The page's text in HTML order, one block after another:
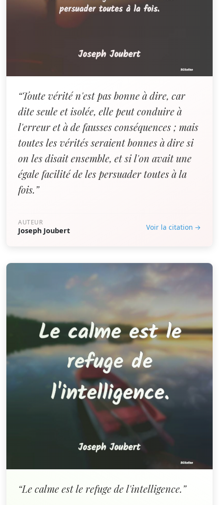
“Toute vérité n'est pas bonne à dire, car
dite seule et isolée, elle peut conduire à
l'erreur et à de fausses conséquences ; mais
toutes les vérités seraient bonnes à dire si
on les disait ensemble, et si l'on avait une
égale facilité de les persuader toutes à la
fois.”
AUTEUR
Joseph Joubert Voir la citation →
“Le calme est le refuge de l'intelligence.”